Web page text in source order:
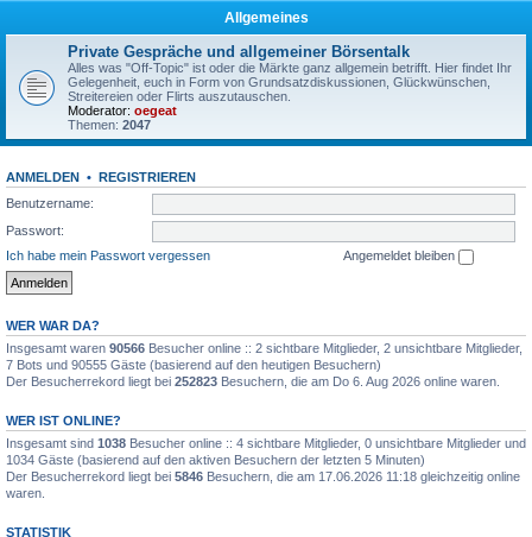
Allgemeines
Private Gespräche und allgemeiner Börsentalk
Alles was "Off-Topic" ist oder die Märkte ganz allgemein betrifft. Hier findet Ihr
Gelegenheit, euch in Form von Grundsatzdiskussionen, Glückwünschen,
Streitereien oder Flirts auszutauschen.
Moderator: oegeat
Themen: 2047
ANMELDEN • REGISTRIEREN
Benutzername:
Passwort:
Ich habe mein Passwort vergessen
Angemeldet bleiben
WER WAR DA?
Insgesamt waren 90566 Besucher online :: 2 sichtbare Mitglieder, 2 unsichtbare Mitglieder,
7 Bots und 90555 Gäste (basierend auf den heutigen Besuchern)
Der Besucherrekord liegt bei 252823 Besuchern, die am Do 6. Aug 2026 online waren.
WER IST ONLINE?
Insgesamt sind 1038 Besucher online :: 4 sichtbare Mitglieder, 0 unsichtbare Mitglieder und
1034 Gäste (basierend auf den aktiven Besuchern der letzten 5 Minuten)
Der Besucherrekord liegt bei 5846 Besuchern, die am 17.06.2026 11:18 gleichzeitig online
waren.
STATISTIK